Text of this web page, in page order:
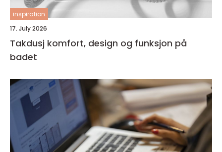
inspiration
17. July 2026
Takdusj komfort, design og funksjon på
badet